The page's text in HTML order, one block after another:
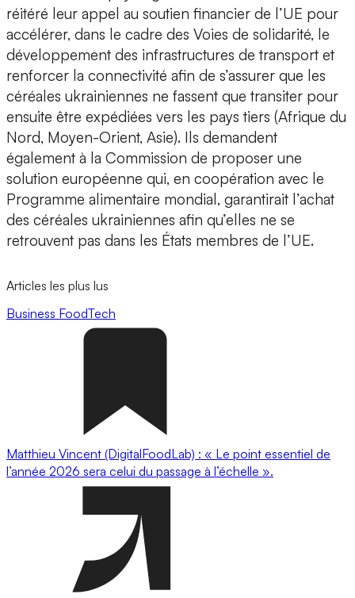
réitéré leur appel au soutien financier de l’UE pour
accélérer, dans le cadre des Voies de solidarité, le
développement des infrastructures de transport et
renforcer la connectivité afin de s’assurer que les
céréales ukrainiennes ne fassent que transiter pour
ensuite être expédiées vers les pays tiers (Afrique du
Nord, Moyen-Orient, Asie). Ils demandent
également à la Commission de proposer une
solution européenne qui, en coopération avec le
Programme alimentaire mondial, garantirait l’achat
des céréales ukrainiennes afin qu’elles ne se
retrouvent pas dans les États membres de l’UE.
Articles les plus lus
Business FoodTech
Matthieu Vincent (DigitalFoodLab) : « Le point essentiel de
l’année 2026 sera celui du passage à l’échelle ».